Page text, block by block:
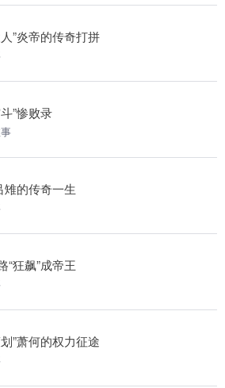
”炎帝的传奇打拼
”惨败录
雉的传奇一生
“狂飙”成帝王
”萧何的权力征途